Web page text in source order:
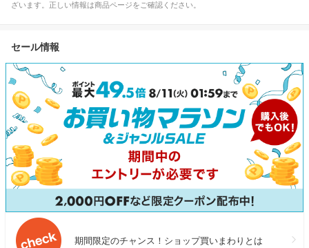
ざいます。正しい情報は商品ページをご確認ください。
セール情報
期間限定のチャンス！ショップ買いまわりとは